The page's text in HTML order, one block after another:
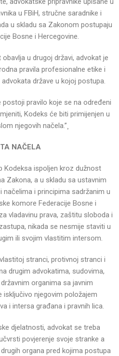
u FBiH, stručne saradnike i
u skladu sa Zakonom postupaju
Bosne i Hercegovine.
u drugoj državi, advokat je
pravila profesionalne etike i
države u kojoj postupa.
postoji pravilo koje se na određeni
Kodeks će biti primijenjen u
njegovih načela.”¸
NAČELA
Kodeksa ispoljen kroz dužnost
Zakona, a u skladu sa ustavnim
i principima sadržanim u
komore Federacije Bosne i
vladavinu prava, zaštitu sloboda i
nikada se nesmije staviti u
ili svojim vlastitim intersom.
stranci, protivnoj stranci i
drugim advokatima, sudovima,
organima sa javnim
isključivo njegovim položajem
i intersa građana i pravnih lica.
djelatnosti, advokat se treba
povjerenje svoje stranke a
organa pred kojima postupa